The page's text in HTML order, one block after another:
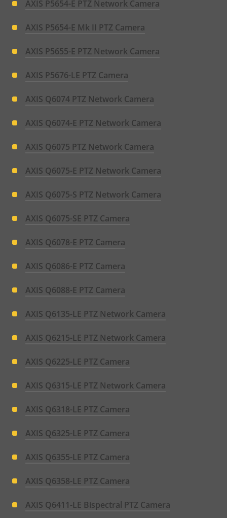
AXIS P5654-E PTZ Network Camera
AXIS P5654-E Mk II PTZ Camera
AXIS P5655-E PTZ Network Camera
AXIS P5676-LE PTZ Camera
AXIS Q6074 PTZ Network Camera
AXIS Q6074-E PTZ Network Camera
AXIS Q6075 PTZ Network Camera
AXIS Q6075-E PTZ Network Camera
AXIS Q6075-S PTZ Network Camera
AXIS Q6075-SE PTZ Camera
AXIS Q6078-E PTZ Camera
AXIS Q6086-E PTZ Camera
AXIS Q6088-E PTZ Camera
AXIS Q6135-LE PTZ Network Camera
AXIS Q6215-LE PTZ Network Camera
AXIS Q6225-LE PTZ Camera
AXIS Q6315-LE PTZ Network Camera
AXIS Q6318-LE PTZ Camera
AXIS Q6325-LE PTZ Camera
AXIS Q6355-LE PTZ Camera
AXIS Q6358-LE PTZ Camera
AXIS Q6411-LE Bispectral PTZ Camera